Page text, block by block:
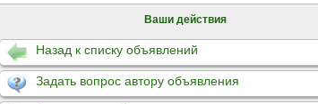
Ваши действия
Назад к списку объявлений
Задать вопрос автору объявления